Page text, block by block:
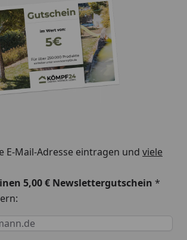
E-Mail-Adresse eintragen und viele
5,00 € Newslettergutschein *
erforderlich